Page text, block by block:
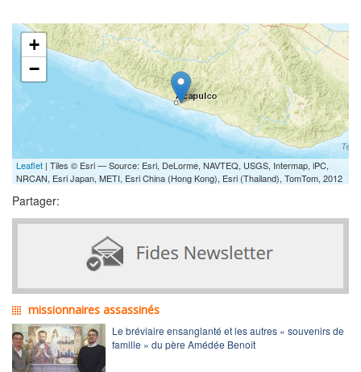
+
−
Leaflet | Tiles © Esri — Source: Esri, DeLorme, NAVTEQ, USGS, Intermap, iPC,
NRCAN, Esri Japan, METI, Esri China (Hong Kong), Esri (Thailand), TomTom, 2012
Partager:
missionnaires assassinés
Le bréviaire ensanglanté et les autres « souvenirs de
famille » du père Amédée Benoît